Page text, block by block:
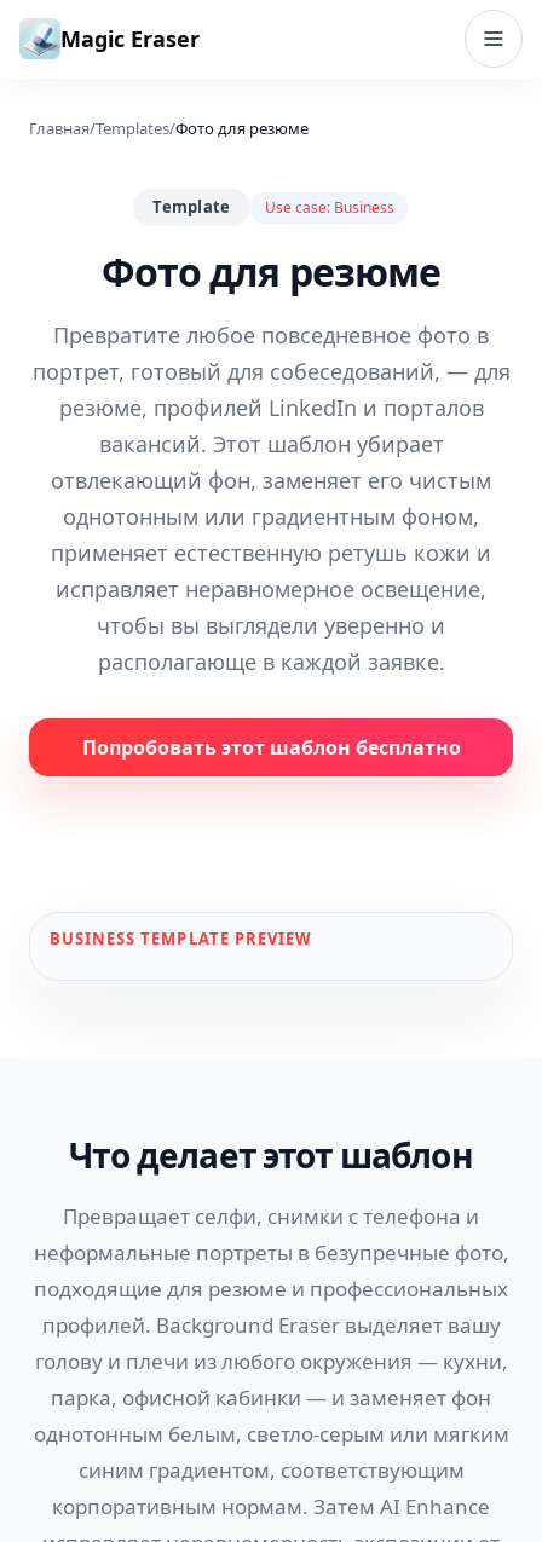
Перейти к содержимому
Magic Eraser
Главная/Templates/Фото для резюме
Template Use case: Business
Фото для резюме
Превратите любое повседневное фото в
портрет, готовый для собеседований, — для
резюме, профилей LinkedIn и порталов
вакансий. Этот шаблон убирает
отвлекающий фон, заменяет его чистым
однотонным или градиентным фоном,
применяет естественную ретушь кожи и
исправляет неравномерное освещение,
чтобы вы выглядели уверенно и
располагающе в каждой заявке.
Попробовать этот шаблон бесплатно
BUSINESS TEMPLATE PREVIEW
Что делает этот шаблон
Превращает селфи, снимки с телефона и
неформальные портреты в безупречные фото,
подходящие для резюме и профессиональных
профилей. Background Eraser выделяет вашу
голову и плечи из любого окружения — кухни,
парка, офисной кабинки — и заменяет фон
однотонным белым, светло-серым или мягким
синим градиентом, соответствующим
корпоративным нормам. Затем AI Enhance